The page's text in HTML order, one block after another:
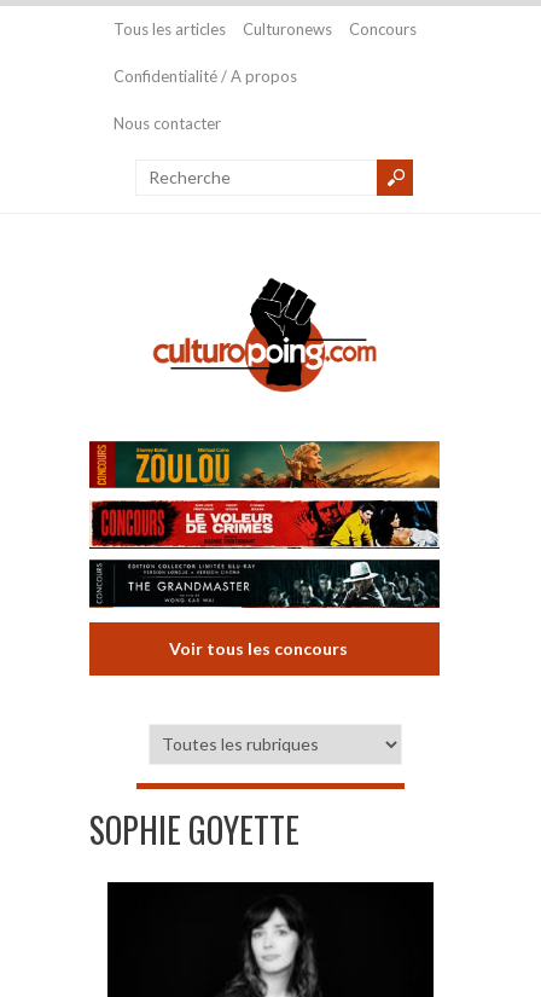
Tous les articles Culturonews Concours
Confidentialité / A propos
Nous contacter
Voir tous les concours
SOPHIE GOYETTE